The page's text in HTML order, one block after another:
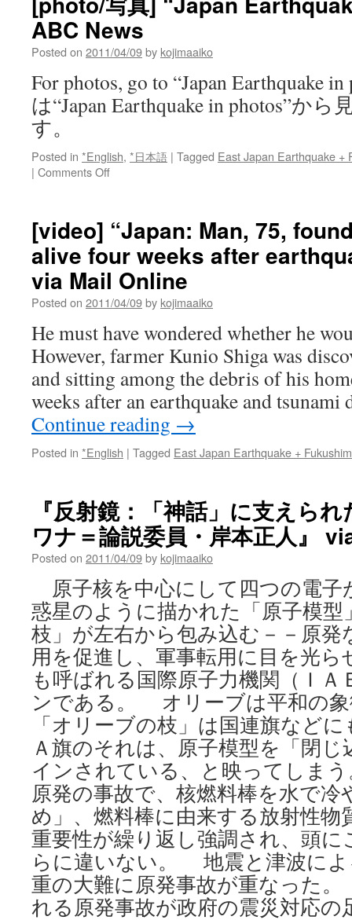
“Video
of
smashed
interior
Fukushima
nuclear
原
発
映
像）
via
Telegraph
ABC News
Posted on 2011/04/09by kojimaaiko
For photos, go to “Japan Earthquake
は“Japan Earthquake in photos”か
す。
Posted in *English, *日本語 | Tagged East Japan Earthquake +
| Comments Offon
“Japan
Earthquake
in
photos”
via
ABC
News
[video] “Japan: Man, 75,
alive four weeks after
via Mail Online
Posted on 2011/04/09by kojimaaiko
He must have wondered whether he
However, farmer Kunio Shiga was
and sitting among the debris of his
weeks after an earthquake and tsunami
Continue reading →
Posted in *English | Tagged East Japan Earthquake +
『反射鏡：「神話」に支えら
ワナ＝論説委員・岸本正人』
Posted on 2011/04/09by kojimaaiko
原子核を中心にして四つの電子
惑星のように描かれた「原子模
枝」が左右から包み込む－－原発
用を促進し、軍事転用に目を光ら
も呼ばれる国際原子力機関（Ｉ
ンである。 オリーブは平和の象
「オリーブの枝」は国連旗など
Ａ旗のそれは、原子模型を「閉
インされている、と映ってしま
原発の事故で、核燃料棒を水で冷
め」、燃料棒に由来する放射性物
重要性が繰り返し強調され、頭
らに違いない。 地震と津波によ
重の大難に原発事故が重なった。
れる原発事故が政府の震災対応の